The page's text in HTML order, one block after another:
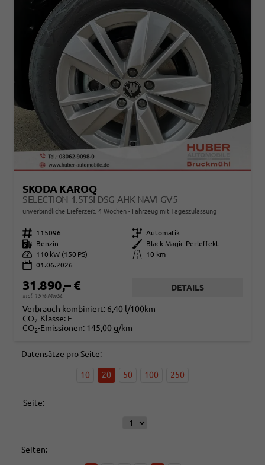
SKODA KAROQ
SELECTION 1.5TSI DSG AHK NAVI GV5
unverbindliche Lieferzeit: 4 Wochen Fahrzeug mit Tageszulassung
Fahrzeugnr. 115096 Getriebe Automatik
Kraftstoff
Benzin Außenfarbe
Black Magic Perleffekt
Leistung
110 kW (150 PS) Kilometerstand
10 km
01.06.2026
31.890,– €
incl. 19% MwSt.
DETAILS
Verbrauch kombiniert: 6,40 l/100km
CO2-Klasse: E
CO2-Emissionen: 145,00 g/km
Datensätze pro Seite:
10 20 50 100 250
Seite:
Seiten: